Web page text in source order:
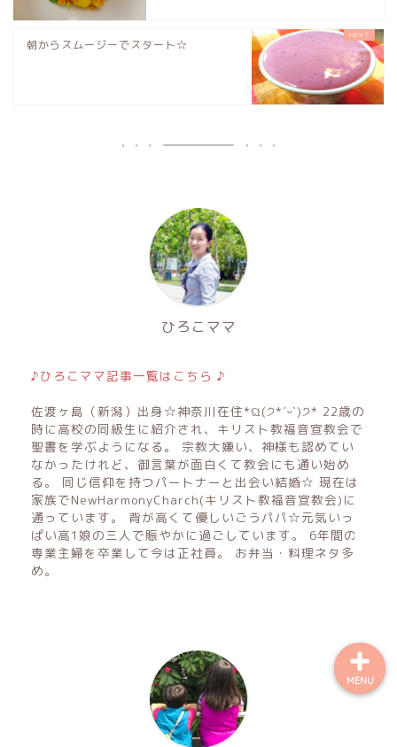
朝からスムージーでスタート☆
ひろこママ
♪ひろこママ記事一覧はこちら ♪
佐渡ヶ島（新潟）出身☆神奈川在住*ଘ(੭*ˊᵕˋ)੭* 22歳の
時に高校の同級生に紹介され、キリスト教福音宣教会で
聖書を学ぶようになる。 宗教大嫌い、神様も認めてい
なかったけれど、御言葉が面白くて教会にも通い始め
る。 同じ信仰を持つパートナーと出会い結婚☆ 現在は
家族でNewHarmonyCharch(キリスト教福音宣教会)に
通っています。 背が高くて優しいごうパパ☆元気いっ
ぱい高1娘の三人で賑やかに過ごしています。 6年間の
専業主婦を卒業して今は正社員。 お弁当・料理ネタ多
め。
MENU
ホーム
profile
著作権について
お問い合わせフォーム